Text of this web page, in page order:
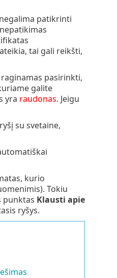
patikrinti
tai gali reikšti,
pasirinkti,
galite
yra raudonas. Jeigu
su svetaine,
kurio
Tokiu
punktas Klausti apie
ryšys.